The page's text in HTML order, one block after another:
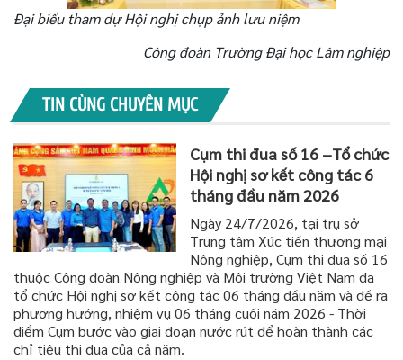
Đại biểu tham dự Hội nghị chụp ảnh lưu niệm
Công đoàn Trường Đại họcLâm nghiệp
TIN CÙNG CHUYÊN MỤC
Cụm thi đua số 16 –Tổ chức
Hội nghị sơ kết công tác 6
tháng đầu năm 2026
Ngày 24/7/2026, tại trụ sở
Trung tâm Xúc tiến thương mại
Nông nghiệp, Cụm thi đua số 16
thuộc Công đoàn Nông nghiệp và Môi trường Việt Nam đã
tổ chức Hội nghị sơ kết công tác 06 tháng đầu năm và đề ra
phương hướng, nhiệm vụ 06 tháng cuối năm 2026 - Thời
điểm Cụm bước vào giai đoạn nước rút để hoàn thành các
chỉ tiêu thi đua của cả năm.